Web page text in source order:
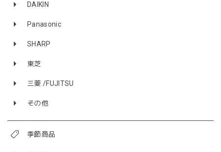
DAIKIN
Panasonic
SHARP
東芝
三菱 /FUJITSU
その他
季節商品